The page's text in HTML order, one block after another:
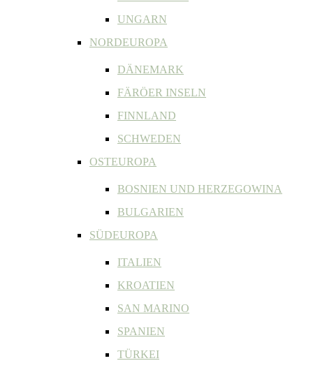
UNGARN
NORDEUROPA
DÄNEMARK
FÄRÖER INSELN
FINNLAND
SCHWEDEN
OSTEUROPA
BOSNIEN UND HERZEGOWINA
BULGARIEN
SÜDEUROPA
ITALIEN
KROATIEN
SAN MARINO
SPANIEN
TÜRKEI